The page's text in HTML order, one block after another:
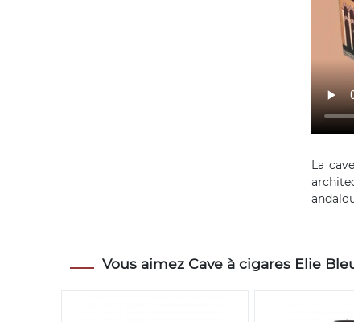
La
Vous aimez Cave à cigares Elie